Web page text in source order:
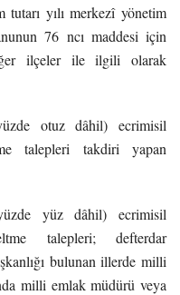
yılı merkezî yönetim
76 ncı maddesi için
ilçeler ile ilgili olarak
otuz dâhil) ecrimisil
talepleri takdiri yapan
yüz dâhil) ecrimisil
talepleri; defterdar
bulunan illerde milli
milli emlak müdürü veya